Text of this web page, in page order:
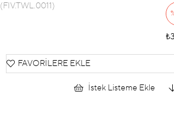
(FIV.TWL.0011)
FAVORILERE EKLE
İstek Listeme Ekle